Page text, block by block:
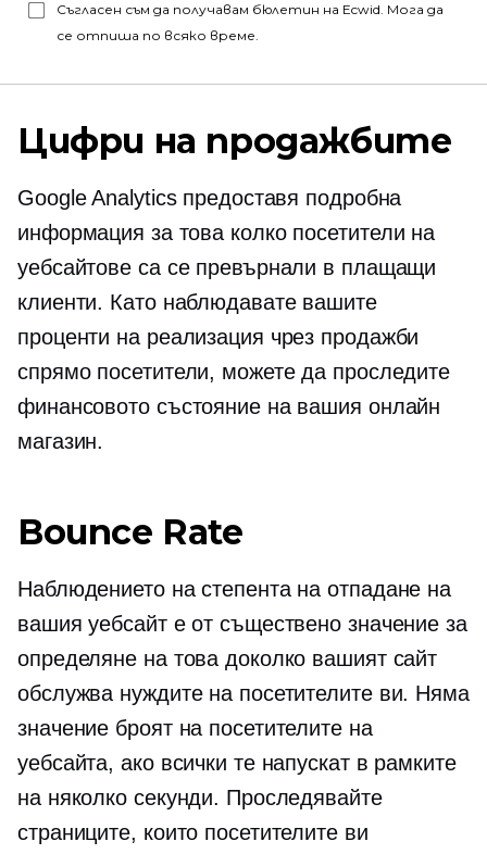
Съгласен съм да получавам бюлетин на Ecwid. Мога да
се отпиша по всяко време.
Цифри на продажбите
Google Analytics предоставя подробна
информация за това колко посетители на
уебсайтове са се превърнали в плащащи
клиенти. Като наблюдавате вашите
проценти на реализация чрез продажби
спрямо посетители, можете да проследите
финансовото състояние на вашия онлайн
магазин.
Bounce Rate
Наблюдението на степента на отпадане на
вашия уебсайт е от съществено значение за
определяне на това доколко вашият сайт
обслужва нуждите на посетителите ви. Няма
значение броят на посетителите на
уебсайта, ако всички те напускат в рамките
на няколко секунди. Проследявайте
страниците, които посетителите ви